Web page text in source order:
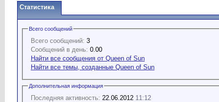
Статистика
Всего сообщений
Всего сообщений: 3
Сообщений в день: 0.00
Найти все сообщения от Queen of Sun
Найти все темы, созданные Queen of Sun
Дополнительная информация
Последняя активность: 22.06.2012 11:12